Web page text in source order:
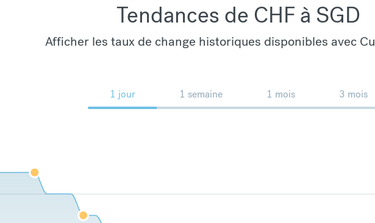
Tendances de CHF à SGD
Afficher les taux de change historiques disponibles avec
1 jour 1 semaine 1 mois 3 mois